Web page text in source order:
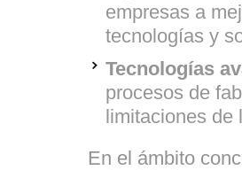
empresas a
tecnologías y
Tecnologías
procesos de
limitaciones
En el ámbito